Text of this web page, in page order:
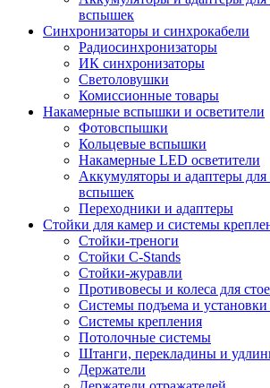
вспышек
Синхронизаторы и синхрокабели
Радиосинхронизаторы
ИК синхронизаторы
Светоловушки
Комиссионные товары
Накамерные вспышки и осветители
Фотовспышки
Кольцевые вспышки
Накамерные LED осветители
Аккумуляторы и адаптеры
вспышек
Переходники и адаптеры
Стойки для камер и системы
Стойки-треноги
Стойки C-Stands
Стойки-журавли
Противовесы и колеса для
Системы подъема и
Системы крепления
Потолочные системы
Штанги, перекладины и
Держатели